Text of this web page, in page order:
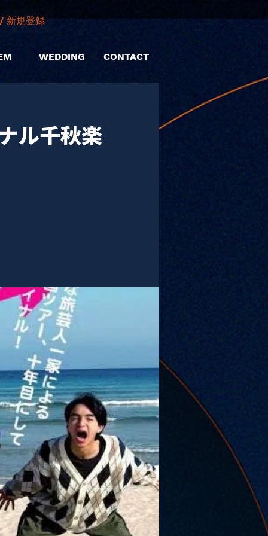
新規登録
WEDDING CONTACT
ル千秋楽